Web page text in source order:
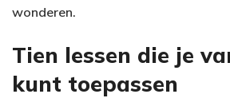
wonderen.
Tien lessen die je
kunt toepassen